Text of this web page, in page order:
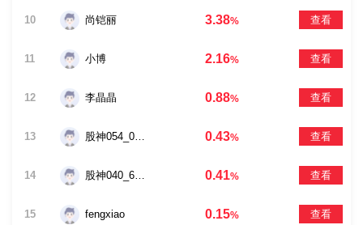
10 尚铠丽 3.38% 查看
11 小博 2.16% 查看
12 李晶晶 0.88% 查看
13 股神054_0913 0.43% 查看
14 股神040_6329 0.41% 查看
15 fengxiao 0.15% 查看